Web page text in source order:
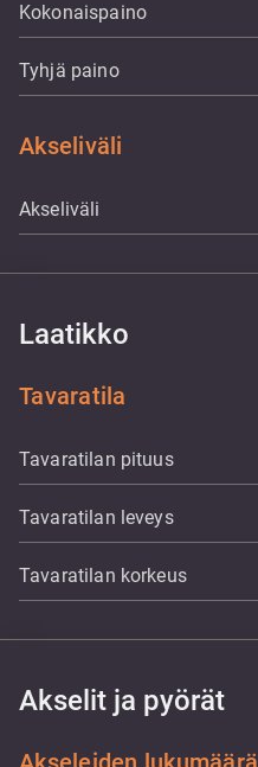
Kokonaispaino
Tyhjä paino
Akseliväli
Akseliväli
Laatikko
Tavaratila
Tavaratilan pituus
Tavaratilan leveys
Tavaratilan korkeus
Akselit ja pyörät